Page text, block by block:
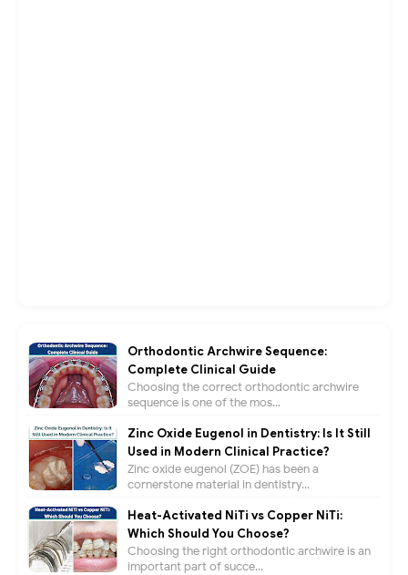
Orthodontic Archwire Sequence:
Complete Clinical Guide
Choosing the correct orthodontic archwire
sequence is one of the mos...
Zinc Oxide Eugenol in Dentistry: Is It Still
Used in Modern Clinical Practice?
Zinc oxide eugenol (ZOE) has been a
cornerstone material in dentistry...
Heat-Activated NiTi vs Copper NiTi:
Which Should You Choose?
Choosing the right orthodontic archwire is an
important part of succe...